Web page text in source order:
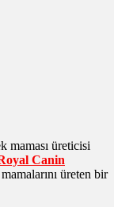
maması üreticisi
Canin
üreten bir